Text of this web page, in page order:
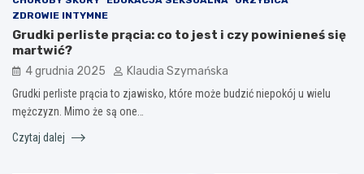
ZDROWIE INTYMNE
Grudki perliste prącia: co to jest i czy powinieneś się
martwić?
4 grudnia 2025 Klaudia Szymańska
Grudki perliste prącia to zjawisko, które może budzić niepokój u wielu
mężczyzn. Mimo że są one…
Czytaj dalej